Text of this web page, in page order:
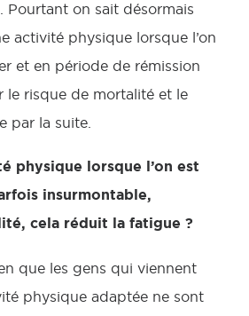
Pourtant on sait désormais
activité physique lorsque l’on
et en période de rémission
le risque de mortalité et le
par la suite.
physique lorsque l’on est
insurmontable,
cela réduit la fatigue ?
que les gens qui viennent
physique adaptée ne sont